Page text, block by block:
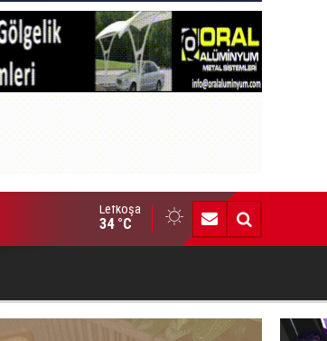
İspanya'daki yarışmada ikinci oldu
Lefkoşa
34 °C